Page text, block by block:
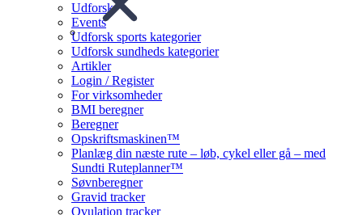
Udforsk
Events
Udforsk sports kategorier
Udforsk sundheds kategorier
Artikler
Login / Register
For virksomheder
BMI beregner
Beregner
Opskriftsmaskinen™
Planlæg din næste rute – løb, cykel eller gå – med
Sundti Ruteplanner™
Søvnberegner
Gravid tracker
Ovulation tracker